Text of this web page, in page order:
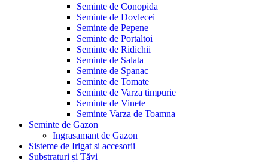
Seminte de Conopida
Seminte de Dovlecei
Seminte de Pepene
Seminte de Portaltoi
Seminte de Ridichii
Seminte de Salata
Seminte de Spanac
Seminte de Tomate
Seminte de Varza timpurie
Seminte de Vinete
Seminte Varza de Toamna
Seminte de Gazon
Ingrasamant de Gazon
Sisteme de Irigat si accesorii
Substraturi și Tăvi